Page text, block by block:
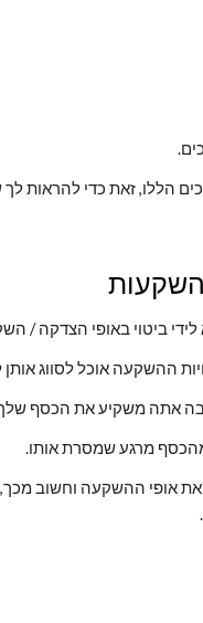
הללו, זאת כדי להראות
ביטוי באופי הצדקה /
ההשקעה אוכל לסווג
אתה משקיע את הכסף שלך
מרגע שמסרת אותו.
אופי ההשקעה וחשוב